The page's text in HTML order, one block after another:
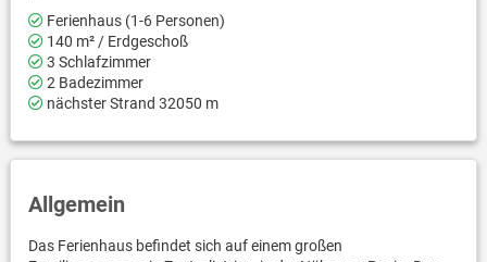
Ferienhaus (1-6 Personen)
140 m² / Erdgeschoß
3 Schlafzimmer
2 Badezimmer
nächster Strand 32050 m
Allgemein
Das Ferienhaus befindet sich auf einem großen